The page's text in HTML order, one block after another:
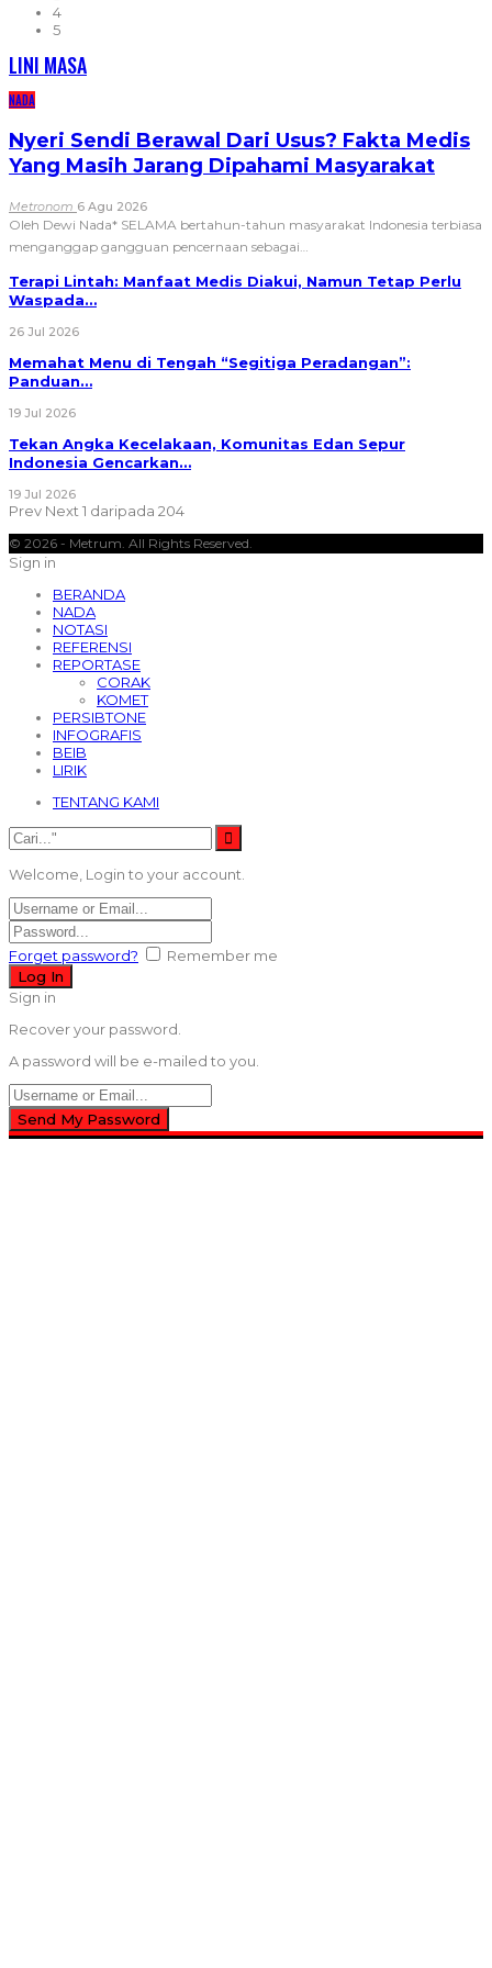
4
5
LINI MASA
NADA
Nyeri Sendi Berawal Dari Usus? Fakta Medis
Yang Masih Jarang Dipahami Masyarakat
Metronom 6 Agu 2026
Oleh Dewi Nada* SELAMA bertahun-tahun masyarakat Indonesia terbiasa
menganggap gangguan pencernaan sebagai…
Terapi Lintah: Manfaat Medis Diakui, Namun Tetap Perlu
Waspada…
26 Jul 2026
Memahat Menu di Tengah “Segitiga Peradangan”:
Panduan…
19 Jul 2026
Tekan Angka Kecelakaan, Komunitas Edan Sepur
Indonesia Gencarkan…
19 Jul 2026
Prev Next 1 daripada 204
© 2026 - Metrum. All Rights Reserved.
Sign in
BERANDA
NADA
NOTASI
REFERENSI
REPORTASE
CORAK
KOMET
PERSIBTONE
INFOGRAFIS
BEIB
LIRIK
TENTANG KAMI
Welcome, Login to your account.
Forget password? Remember me
Sign in
Recover your password.
A password will be e-mailed to you.